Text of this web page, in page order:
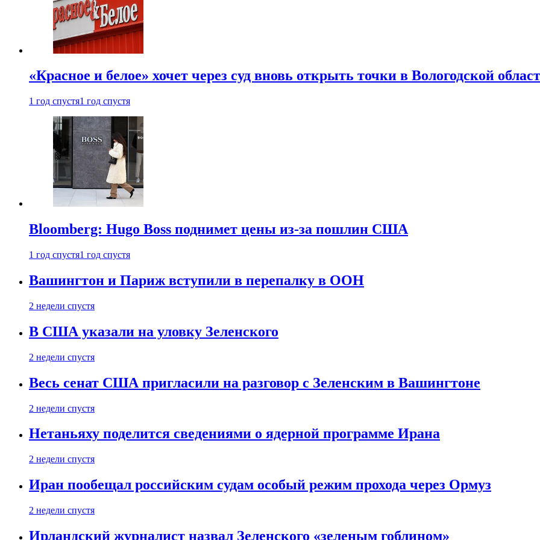
«Красное и белое» хочет через суд вновь открыть точки в Вологодской
1 год спустя1 год спустя
Bloomberg: Hugo Boss поднимет цены из-за пошлин США
1 год спустя1 год спустя
Вашингтон и Париж вступили в перепалку в ООН
2 недели спустя
В США указали на уловку Зеленского
2 недели спустя
Весь сенат США пригласили на разговор с Зеленским в Вашингтоне
2 недели спустя
Нетаньяху поделится сведениями о ядерной программе Ирана
2 недели спустя
Иран пообещал российским судам особый режим прохода через Ормуз
2 недели спустя
Ирландский журналист назвал Зеленского «зеленым гоблином»